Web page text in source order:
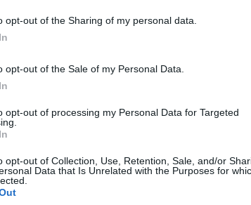
opt-out of the Sharing of my personal data.
opt-out of the Sale of my Personal Data.
opt-out of processing my Personal Data for Targeted
opt-out of Collection, Use, Retention, Sale, and/or
Data that Is Unrelated with the Purposes for
az éjszakai
ad okot
Paks: hétfőn és talán még